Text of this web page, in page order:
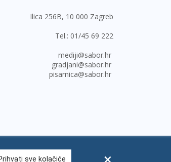
Ilica 256B, 10 000 Zagreb
Tel.: 01/45 69 222
mediji@sabor.hr
gradjani@sabor.hr
pisarnica@sabor.hr
Kontakti Mapa weba
sve kolačiće